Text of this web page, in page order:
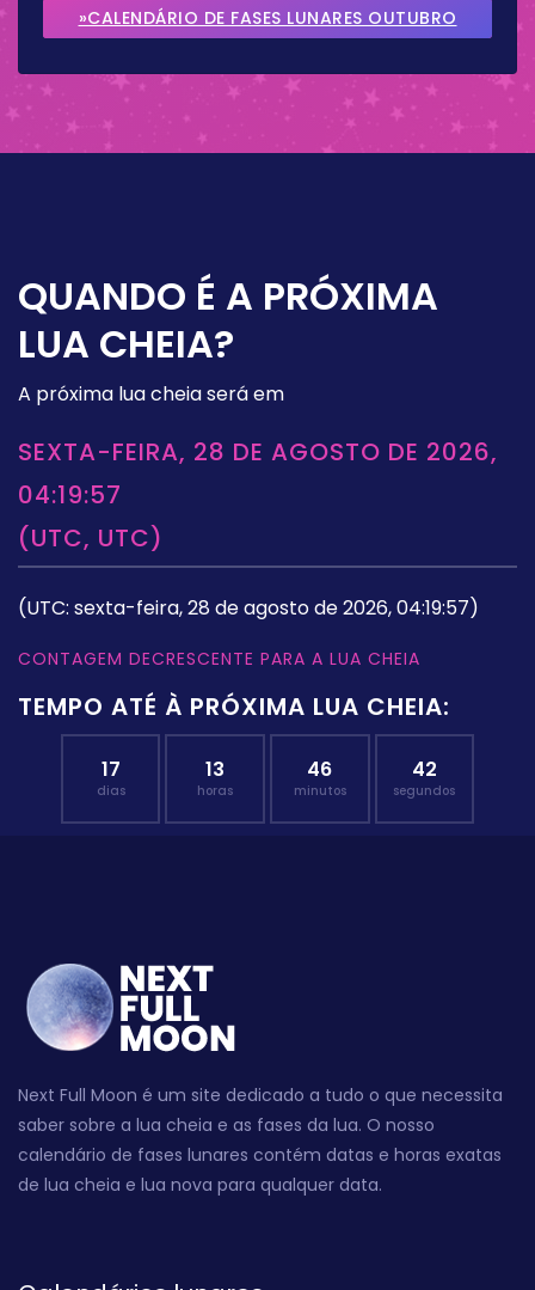
2026
»CALENDÁRIO DE FASES LUNARES OUTUBRO
QUANDO É A PRÓXIMA
LUA CHEIA?
A próxima lua cheia será em
SEXTA-FEIRA, 28 DE AGOSTO DE 2026,
04:19:57
(UTC, UTC)
(UTC: sexta-feira, 28 de agosto de 2026, 04:19:57)
CONTAGEM DECRESCENTE PARA A LUA CHEIA
TEMPO ATÉ À PRÓXIMA LUA CHEIA:
17
dias
13
horas
46
minutos
41
segundos
Next Full Moon é um site dedicado a tudo o que necessita
saber sobre a lua cheia e as fases da lua. O nosso
calendário de fases lunares contém datas e horas exatas
de lua cheia e lua nova para qualquer data.